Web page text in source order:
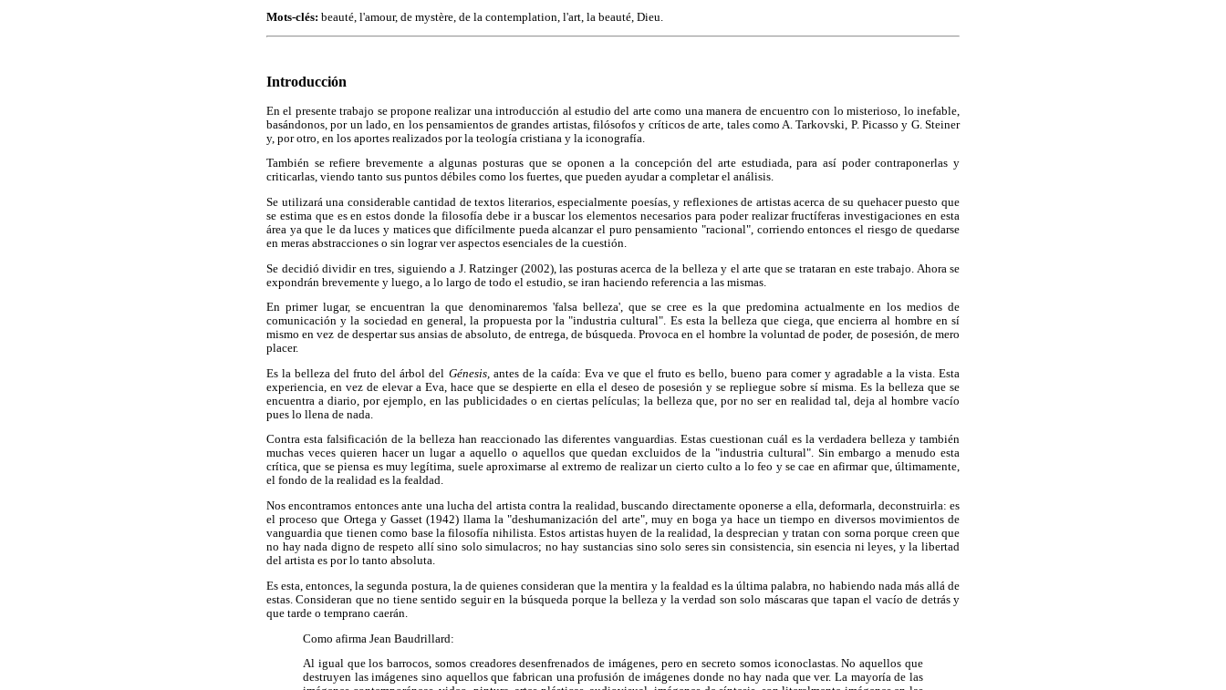
Mots-clés: beauté, l'amour, de mystère, de la contemplation, l'art, la beauté, Dieu.
Introducción
En el presente trabajo se propone realizar una introducción al estudio del arte como una manera de encuentro con lo misterioso, lo inefable,
basándonos, por un lado, en los pensamientos de grandes artistas, filósofos y críticos de arte, tales como A. Tarkovski, P. Picasso y G. Steiner
y, por otro, en los aportes realizados por la teología cristiana y la iconografía.
También se refiere brevemente a algunas posturas que se oponen a la concepción del arte estudiada, para así poder contraponerlas y
criticarlas, viendo tanto sus puntos débiles como los fuertes, que pueden ayudar a completar el análisis.
Se utilizará una considerable cantidad de textos literarios, especialmente poesías, y reflexiones de artistas acerca de su quehacer puesto que
se estima que es en estos donde la filosofía debe ir a buscar los elementos necesarios para poder realizar fructíferas investigaciones en esta
área ya que le da luces y matices que difícilmente pueda alcanzar el puro pensamiento "racional", corriendo entonces el riesgo de quedarse
en meras abstracciones o sin lograr ver aspectos esenciales de la cuestión.
Se decidió dividir en tres, siguiendo a J. Ratzinger (2002), las posturas acerca de la belleza y el arte que se trataran en este trabajo. Ahora se
expondrán brevemente y luego, a lo largo de todo el estudio, se iran haciendo referencia a las mismas.
En primer lugar, se encuentran la que denominaremos 'falsa belleza', que se cree es la que predomina actualmente en los medios de
comunicación y la sociedad en general, la propuesta por la "industria cultural". Es esta la belleza que ciega, que encierra al hombre en sí
mismo en vez de despertar sus ansias de absoluto, de entrega, de búsqueda. Provoca en el hombre la voluntad de poder, de posesión, de mero
placer.
Es la belleza del fruto del árbol del Génesis, antes de la caída: Eva ve que el fruto es bello, bueno para comer y agradable a la vista. Esta
experiencia, en vez de elevar a Eva, hace que se despierte en ella el deseo de posesión y se repliegue sobre sí misma. Es la belleza que se
encuentra a diario, por ejemplo, en las publicidades o en ciertas películas; la belleza que, por no ser en realidad tal, deja al hombre vacío
pues lo llena de nada.
Contra esta falsificación de la belleza han reaccionado las diferentes vanguardias. Estas cuestionan cuál es la verdadera belleza y también
muchas veces quieren hacer un lugar a aquello o aquellos que quedan excluidos de la "industria cultural". Sin embargo a menudo esta
crítica, que se piensa es muy legítima, suele aproximarse al extremo de realizar un cierto culto a lo feo y se cae en afirmar que, últimamente,
el fondo de la realidad es la fealdad.
Nos encontramos entonces ante una lucha del artista contra la realidad, buscando directamente oponerse a ella, deformarla, deconstruirla: es
el proceso que Ortega y Gasset (1942) llama la "deshumanización del arte", muy en boga ya hace un tiempo en diversos movimientos de
vanguardia que tienen como base la filosofía nihilista. Estos artistas huyen de la realidad, la desprecian y tratan con sorna porque creen que
no hay nada digno de respeto allí sino solo simulacros; no hay sustancias sino solo seres sin consistencia, sin esencia ni leyes, y la libertad
del artista es por lo tanto absoluta.
Es esta, entonces, la segunda postura, la de quienes consideran que la mentira y la fealdad es la última palabra, no habiendo nada más allá de
estas. Consideran que no tiene sentido seguir en la búsqueda porque la belleza y la verdad son solo máscaras que tapan el vacío de detrás y
que tarde o temprano caerán.
Como afirma Jean Baudrillard:
Al igual que los barrocos, somos creadores desenfrenados de imágenes, pero en secreto somos iconoclastas. No aquellos que
destruyen las imágenes sino aquellos que fabrican una profusión de imágenes donde no hay nada que ver. La mayoría de las